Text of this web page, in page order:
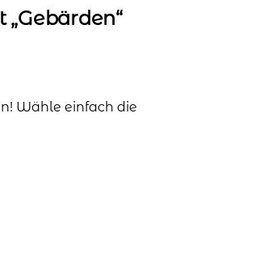
„Gebärden“
Wähle einfach die